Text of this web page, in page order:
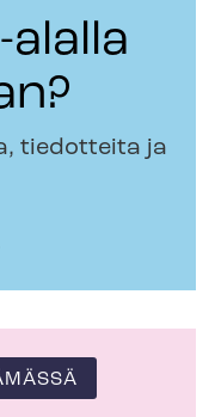
alalla
tiedotteita ja